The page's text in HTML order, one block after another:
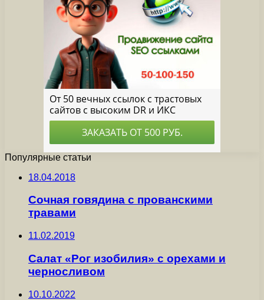
Популярные статьи
18.04.2018
Сочная говядина с прованскими
травами
11.02.2019
Салат «Рог изобилия» с орехами и
черносливом
10.10.2022